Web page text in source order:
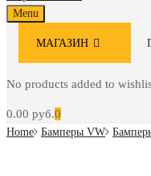
Menu
МАГАЗИН
No products added to
0.00 руб.0
Home Бамперы VW